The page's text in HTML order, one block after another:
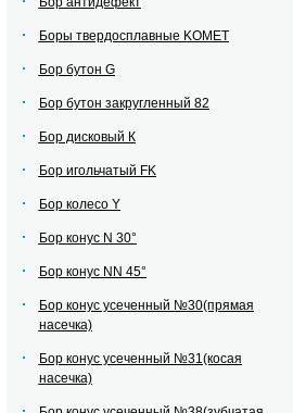
Боры твердосплавные KOMET
Бор бутон G
Бор бутон закругленный 82
Бор дисковый К
Бор игольчатый FK
Бор колесо Y
Бор конус N 30°
Бор конус NN 45°
Бор конус усеченный №30(прямая
насечка)
Бор конус усеченный №31(косая
насечка)